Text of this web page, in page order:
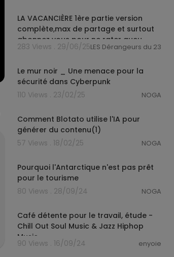
LA VACANCIÈRE 1ère partie version
complète,max de partage et surtout
abonnez vous pour ne rater aucu
283 Views . 29/06/25LES Dérangeurs du 237
Le mur noir _ Une menace pour la
sécurité dans Cyberpunk
110 Views . 23/02/25
NOGA
Comment Blotato utilise l'IA pour
générer du contenu(1)
57 Views . 18/02/25
NOGA
Pourquoi l'Antarctique n'est pas prêt
pour le tourisme
80 Views . 28/09/24
NOGA
Café détente pour le travail, étude -
Chill Out Soul Music & Jazz Hiphop
Music
90 Views . 16/09/24 enyoie